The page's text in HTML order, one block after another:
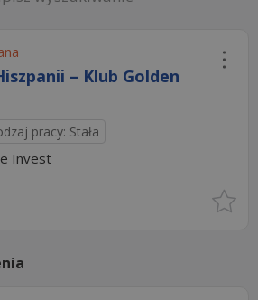
– Klub Golden
pracy: Stała
Invest